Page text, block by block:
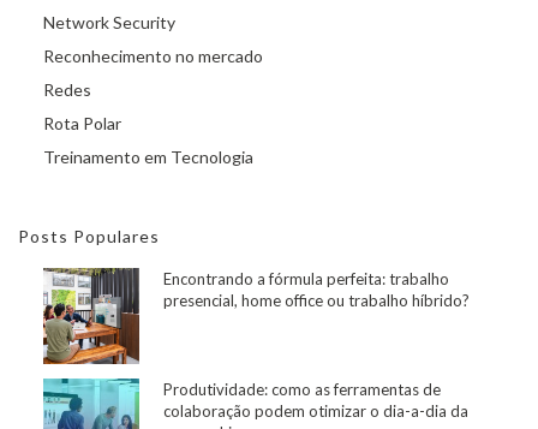
Network Security
Reconhecimento no mercado
Redes
Rota Polar
Treinamento em Tecnologia
Posts Populares
Encontrando a fórmula perfeita: trabalho
presencial, home office ou trabalho híbrido?
Produtividade: como as ferramentas de
colaboração podem otimizar o dia-a-dia da